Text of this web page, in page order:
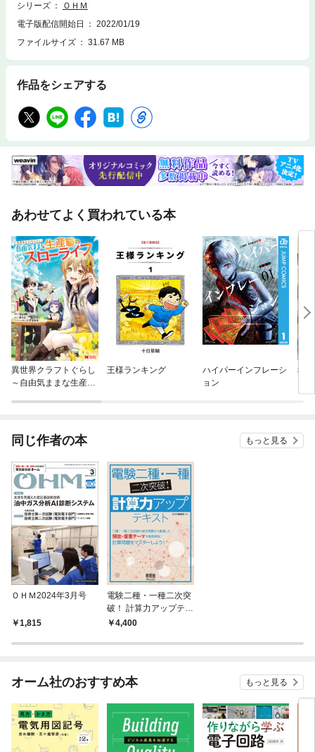
田 忠彰・電気主任技術者×保守管理 トラブルレスキュー119 3線短絡用リ
ード線を取り外し忘れた電気主任技術者の失態 …郷田 昌三・電気技術者
が知っておきたい キーテクノロジー 高度道路交通システム（ITS）とIoT
ネットワークのセキュリティ …岡村 幸壽[ライセンス連載]・電験「理
二種・一種試験 断線事故と事故時の送電電力 …前田 隆文・総監合格に
散布図、グラフ、管理図、チェックシート、特性要因図） …南野 猛・技
術士第二次試験 合格のための戦略と戦術 受験勉強の時間の確保 …森谷
シリーズ
ＯＨＭ
電子版配信開始日
2022/01/19
ファイルサイズ
31.67 MB
作品をシェアする
あわせてよく買われている本
異世界クラフトぐらし
～自由気ままな生産職
王様ランキング
ハイパーインフレーシ
ョン
税
同じ作者の本 もっと見る
ＯＨＭ2024年3月号
1,815
電験二種・一種二次突
破！ 計算力アップテキ
スト4,400
オーム社のおすすめ本 もっと見る